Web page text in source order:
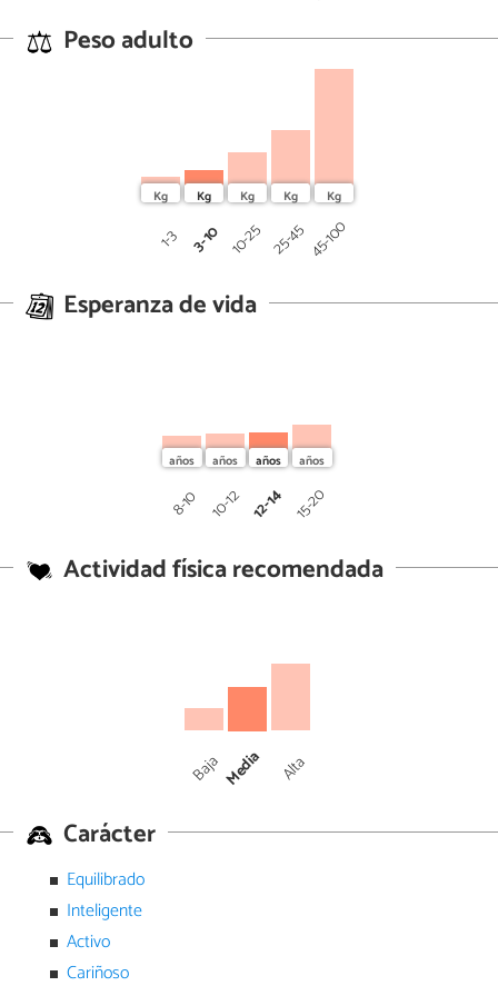
Peso adulto
1-3 3-10 10-25 25-45 45-100
Esperanza de vida
8-10 10-12 12-14 15-20
Actividad física recomendada
Baja Media Alta
Carácter
Equilibrado
Inteligente
Activo
Cariñoso